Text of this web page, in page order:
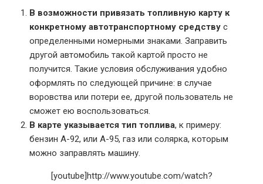
В возможности привязать топливную карту к
конкретному автотранспортному средству с
определенными номерными знаками. Заправить
другой автомобиль такой картой просто не
получится. Такие условия обслуживания удобно
оформлять по следующей причине: в случае
воровства или потери ее, другой пользователь не
сможет ею воспользоваться.
В карте указывается тип топлива, к примеру:
бензин А-92, или А-95, газ или солярка, которым
можно заправлять машину.
[youtube]http://www.youtube.com/watch?